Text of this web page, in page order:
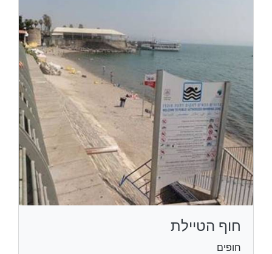
חוף הטיילת
חופים